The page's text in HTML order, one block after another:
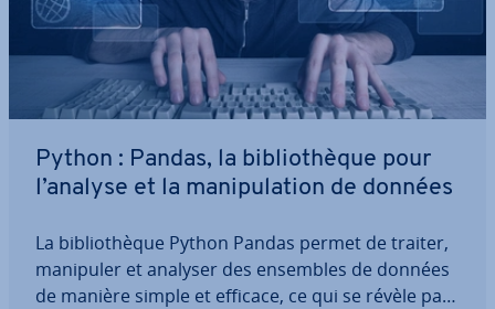
Python : Pandas, la bi­blio­thèque pour
l’analyse et la ma­ni­pu­la­tion de données
La bi­blio­thèque Python Pandas permet de traiter,
manipuler et analyser des ensembles de données
de manière simple et efficace, ce qui se révèle par­